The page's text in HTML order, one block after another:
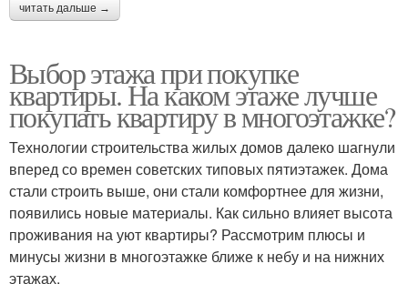
читать дальше →
Выбор этажа при покупке
квартиры. На каком этаже лучше
покупать квартиру в многоэтажке?
Технологии строительства жилых домов далеко шагнули
вперед со времен советских типовых пятиэтажек. Дома
стали строить выше, они стали комфортнее для жизни,
появились новые материалы. Как сильно влияет высота
проживания на уют квартиры? Рассмотрим плюсы и
минусы жизни в многоэтажке ближе к небу и на нижних
этажах.